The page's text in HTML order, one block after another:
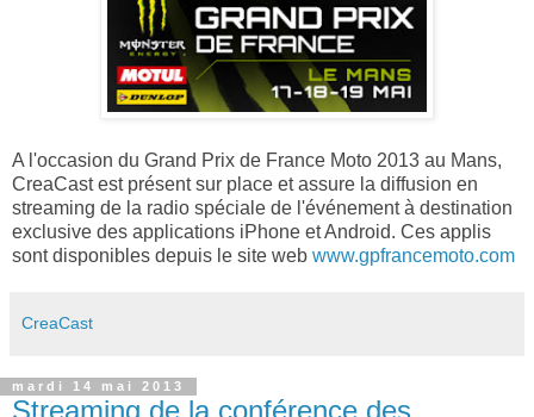
A l'occasion du Grand Prix de France Moto 2013 au Mans,
CreaCast est présent sur place et assure la diffusion en
streaming de la radio spéciale de l'événement à destination
exclusive des applications iPhone et Android. Ces applis
sont disponibles depuis le site web www.gpfrancemoto.com
CreaCast
mardi 14 mai 2013
Streaming de la conférence des